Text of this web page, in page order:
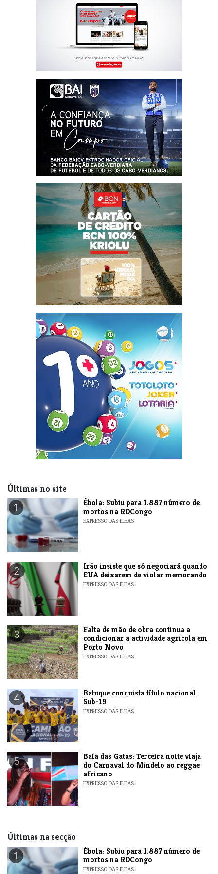
Últimas no site
1
​Ébola: Subiu para 1.887 número de
mortos na RDCongo
EXPRESSO DAS ILHAS
2
​Irão insiste que só negociará quando
EUA deixarem de violar memorando
EXPRESSO DAS ILHAS
3
Falta de mão de obra continua a
condicionar a actividade agrícola em
Porto Novo
EXPRESSO DAS ILHAS
4
​Batuque conquista título nacional
Sub-19
EXPRESSO DAS ILHAS
5
Baía das Gatas: Terceira noite viaja
do Carnaval do Mindelo ao reggae
africano
EXPRESSO DAS ILHAS
Últimas na secção
1
​Ébola: Subiu para 1.887 número de
mortos na RDCongo
EXPRESSO DAS ILHAS